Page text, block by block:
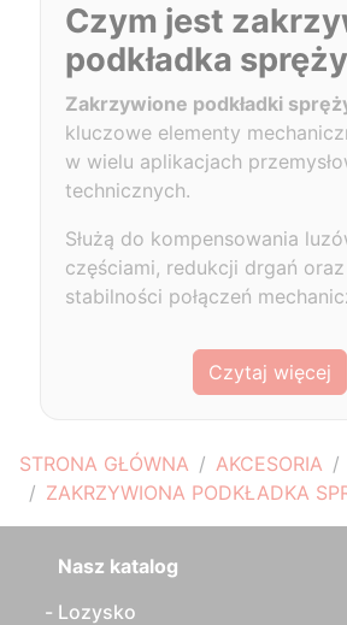
STRONA GŁÓWNA AKCESORIA
ZAKRZYWIONA PODKŁADKA
Czym jest
podkładka
Zakrzywione podkładki
kluczowe elementy
w wielu aplikacjach
technicznych.
Służą do kompensowania
częściami, redukcji drgań
stabilności połączeń
Czytaj więcej
Nasz katalog
Lozysko